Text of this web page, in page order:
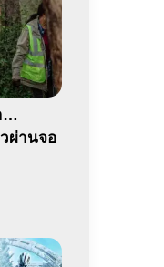
…
ผ่านจอ